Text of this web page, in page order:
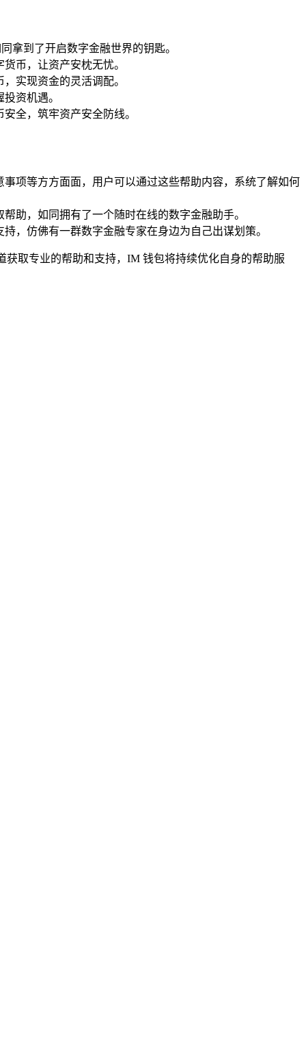
拿到了开启数字金融世界的钥匙。
币，让资产安枕无忧。
实现资金的灵活调配。
资机遇。
全，筑牢资产安全防线。
项等方方面面，用户可以通过这些帮助内容，系统了解如何
助，如同拥有了一个随时在线的数字金融助手。
，仿佛有一群数字金融专家在身边为自己出谋划策。
取专业的帮助和支持，IM 钱包将持续优化自身的帮助服